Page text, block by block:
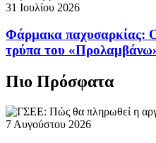
31 Ιουλίου 2026
Φάρμακα παχυσαρκίας:
τρύπα του
Πιο Πρόσφατα
7 Αυγούστου 2026